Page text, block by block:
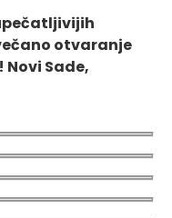
otvaranje
Sade,